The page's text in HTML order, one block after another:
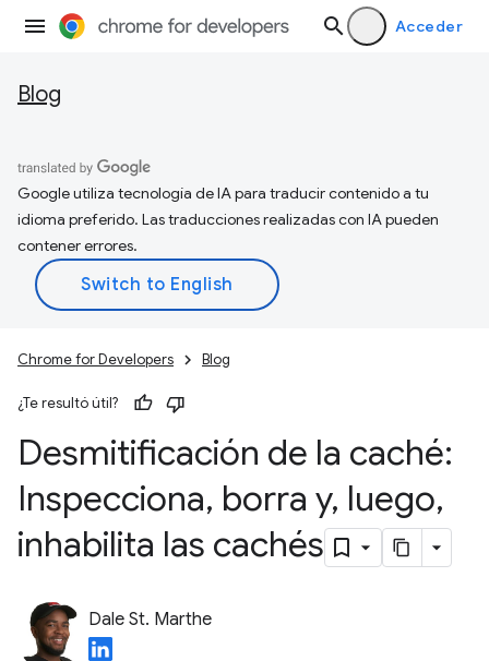
Acceder
Blog
Google utiliza tecnología de IA para traducir contenido a tu
idioma preferido. Las traducciones realizadas con IA pueden
contener errores.
Chrome for Developers Blog
¿Te resultó útil?
Desmitificación de la caché:
Inspecciona, borra y, luego,
inhabilita las cachés
Dale St. Marthe